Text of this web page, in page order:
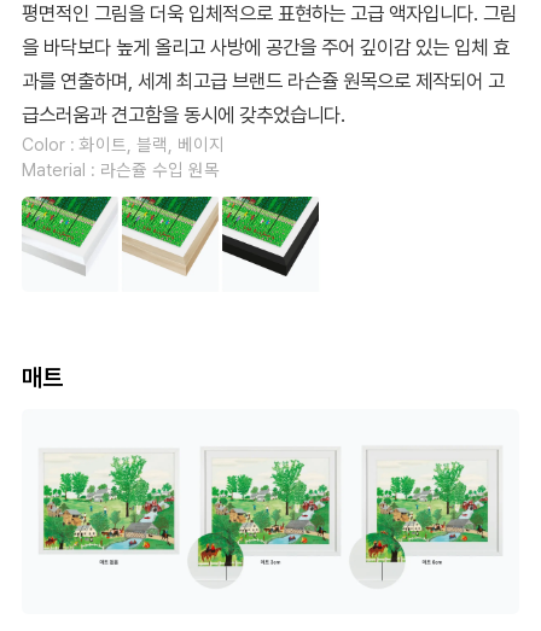
평면적인 그림을 더욱 입체적으로 표현하는 고급 액자입니다. 그림
을 바닥보다 높게 올리고 사방에 공간을 주어 깊이감 있는 입체 효
과를 연출하며, 세계 최고급 브랜드 라슨쥴 원목으로 제작되어 고
급스러움과 견고함을 동시에 갖추었습니다.
Color : 화이트, 블랙, 베이지
Material : 라슨쥴 수입 원목
매트